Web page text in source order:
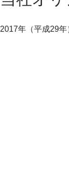
2017年（平成29